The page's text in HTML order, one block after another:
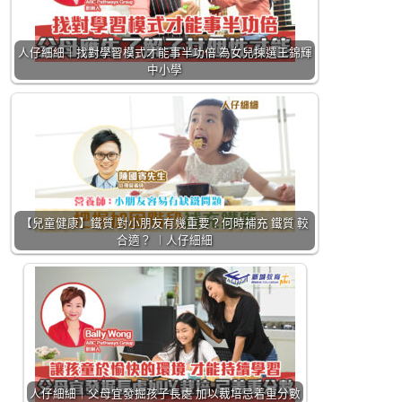
人仔細細｜找對學習模式才能事半功倍 為女兒揀選王錦輝
中小學
【兒童健康】鐵質 對小朋友有幾重要？何時補充 鐵質 較
合適？ ︱人仔細細
人仔細細｜父母宜發掘孩子長處 加以裁培忌着重分數